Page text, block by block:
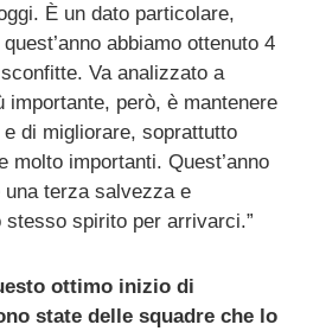
È un dato particolare,
abbiamo ottenuto 4
Va analizzato a
importante, però, è mantenere
di migliorare, soprattutto
molto importanti. Quest’anno
terza salvezza e
stesso spirito per arrivarci.”
ottimo inizio di
state delle squadre che lo